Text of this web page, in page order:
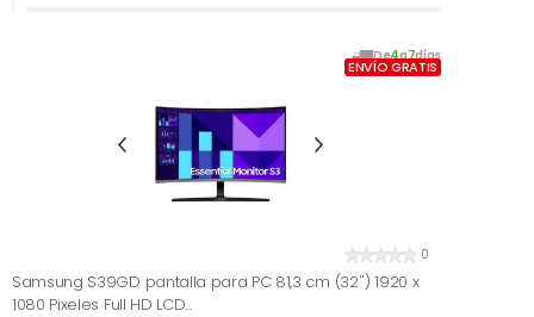
De4a7días
ENVÍO GRATIS
0
Samsung S39GD pantalla para PC 81,3 cm (32'') 1920 x
1080 Pixeles Full HD LCD...